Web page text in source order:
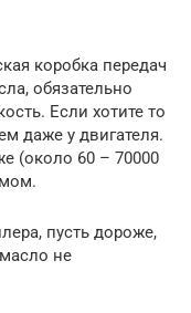
коробка передач
обязательно
Если хотите то
даже у двигателя.
(около 60 – 70000
пусть дороже,
масло не